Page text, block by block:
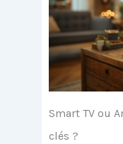
Smart TV ou
clés ?